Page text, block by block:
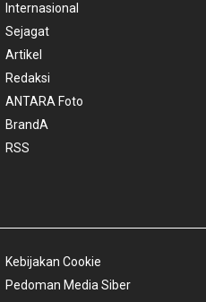
Internasional
Sejagat
Artikel
Redaksi
ANTARA Foto
BrandA
RSS
Kebijakan Cookie
Pedoman Media Siber